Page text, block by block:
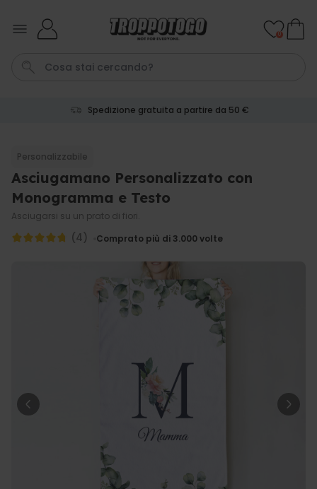
Personalizzabile
Boccale da Birra
Personalizzato con Logo e
Faccia
19,99 €
Grembiule Personalizzato
Master Barbecue con Foto
Calzini Personalizzati con
Animale Domestico
più di 14.000
Personalizzabile
Bicchiere da Gin
Personalizzato con Testo
19,99 €
0
Spedizione gratuita a partire da 50 €
Personalizzabile
Asciugamano Personalizzato con
Monogramma e Testo
Asciugarsi su un prato di fiori.
(4) Comprato più di 3.000volte